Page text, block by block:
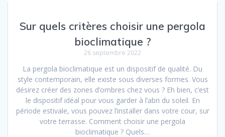
Sur quels critères choisir une pergola
bioclimatique ?
26 septembre 2022
La pergola bioclimatique est un dispositif de qualité. Du
style contemporain, elle existe sous diverses formes. Vous
désirez créer des zones d’ombres chez vous ? Eh bien, c’est
le dispositif idéal pour vous garder à l’abri du soleil. En
période estivale, vous pouvez l’installer dans votre cour, sur
votre terrasse. Comment choisir une pergola
bioclimatique ? Quels…